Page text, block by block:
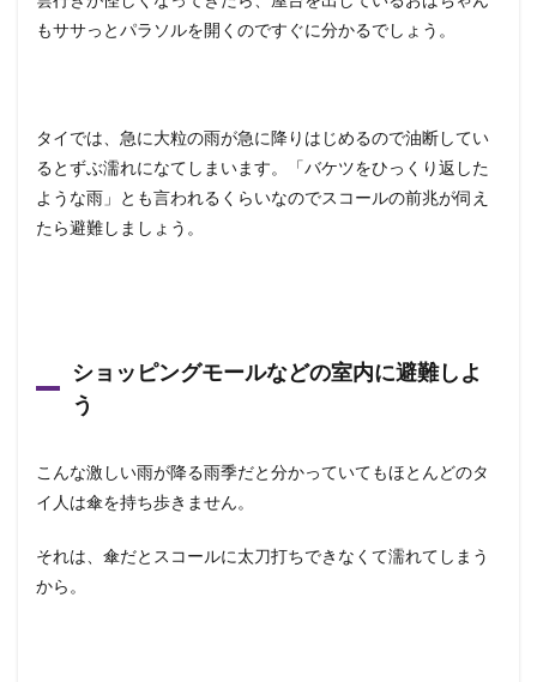
もササっとパラソルを開くのですぐに分かるでしょう。
タイでは、急に大粒の雨が急に降りはじめるので油断してい
るとずぶ濡れになてしまいます。「バケツをひっくり返した
ような雨」とも言われるくらいなのでスコールの前兆が伺え
たら避難しましょう。
ショッピングモールなどの室内に避難しよ
う
こんな激しい雨が降る雨季だと分かっていてもほとんどのタ
イ人は傘を持ち歩きません。
それは、傘だとスコールに太刀打ちできなくて濡れてしまう
から。